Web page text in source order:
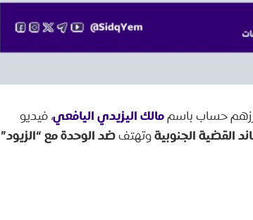
حساب باسممالك اليزيدي اليافعي، فيديو
القضية الجنوبيةوتهتفضد الوحدة مع “الزيود”